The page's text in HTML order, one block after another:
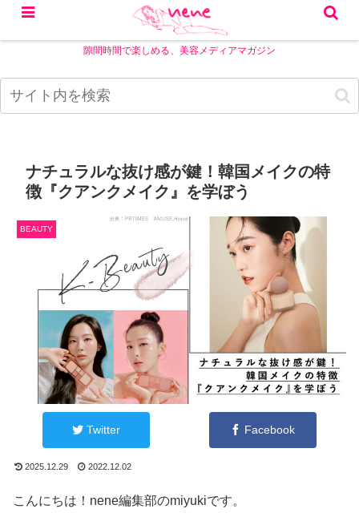
隙間時間で楽しめる、美容メディアマガジン
ナチュラルな抜け感が鍵！韓国メイクの特
徴『クアンクメイク』を学ぼう
BEAUTY
Twitter Facebook
2025.12.29 2022.12.02
こんにちは！nene編集部のmiyukiです。